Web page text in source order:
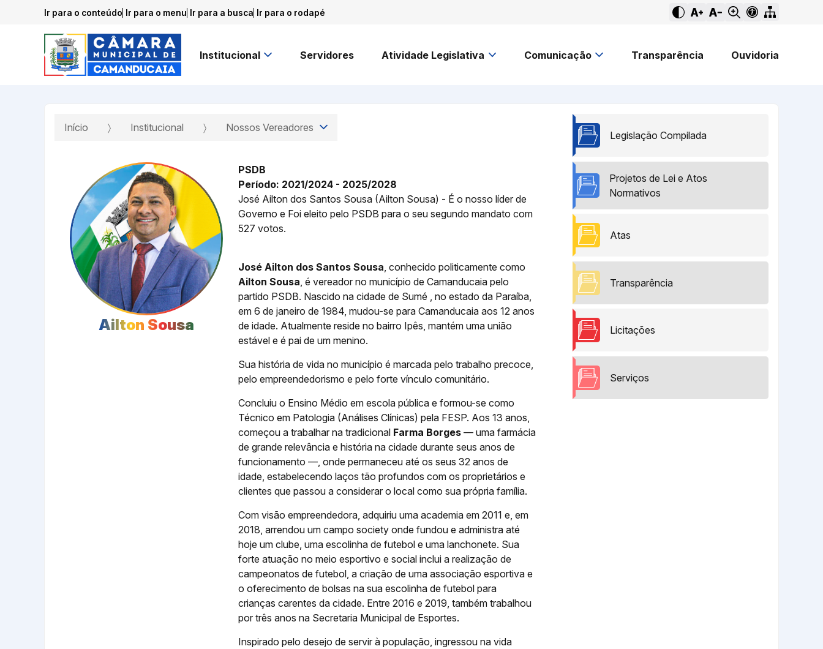
Ir para o conteúdo Ir para o menu Ir para a busca Ir para o rodapé
Institucional Servidores Atividade Legislativa Comunicação Transparência Ouvidoria
Início Institucional Nossos Vereadores
Ailton Sousa
PSDB
Período: 2021/2024 - 2025/2028
José Ailton dos Santos Sousa (Ailton Sousa) - É o nosso líder de
Governo e Foi eleito pelo PSDB para o seu segundo mandato com
527 votos.
José Ailton dos Santos Sousa, conhecido politicamente como
Ailton Sousa, é vereador no município de Camanducaia pelo
partido PSDB. Nascido na cidade de Sumé , no estado da Paraíba,
em 6 de janeiro de 1984, mudou-se para Camanducaia aos 12 anos
de idade. Atualmente reside no bairro Ipês, mantém uma união
estável e é pai de um menino.
Sua história de vida no município é marcada pelo trabalho precoce,
pelo empreendedorismo e pelo forte vínculo comunitário.
Concluiu o Ensino Médio em escola pública e formou-se como
Técnico em Patologia (Análises Clínicas) pela FESP. Aos 13 anos,
começou a trabalhar na tradicional Farma Borges — uma farmácia
de grande relevância e história na cidade durante seus anos de
funcionamento —, onde permaneceu até os seus 32 anos de
idade, estabelecendo laços tão profundos com os proprietários e
clientes que passou a considerar o local como sua própria família.
Com visão empreendedora, adquiriu uma academia em 2011 e, em
2018, arrendou um campo society onde fundou e administra até
hoje um clube, uma escolinha de futebol e uma lanchonete. Sua
forte atuação no meio esportivo e social inclui a realização de
campeonatos de futebol, a criação de uma associação esportiva e
o oferecimento de bolsas na sua escolinha de futebol para
crianças carentes da cidade. Entre 2016 e 2019, também trabalhou
por três anos na Secretaria Municipal de Esportes.
Inspirado pelo desejo de servir à população, ingressou na vida
Legislação Compilada
Projetos de Lei e Atos
Normativos
Atas
Transparência
Licitações
Serviços